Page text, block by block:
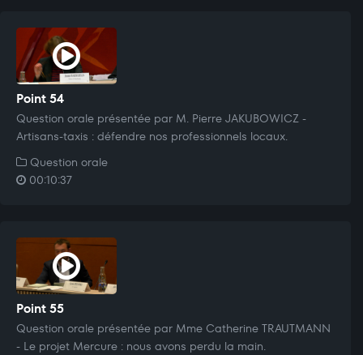
Point 54
Question orale présentée par M. Pierre JAKUBOWICZ -
Artisans-taxis : défendre nos professionnels locaux.
Question orale
00:10:37
Point 55
Question orale présentée par Mme Catherine TRAUTMANN
- Le projet Mercure : nous avons perdu la main.